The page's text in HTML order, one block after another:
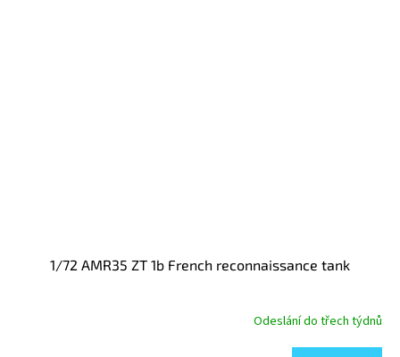
1/72 AMR35 ZT 1b French reconnaissance tank
Odeslání do třech týdnů